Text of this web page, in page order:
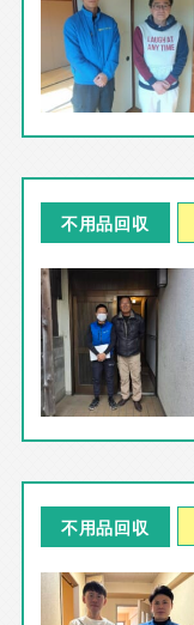
不用品回収
不用品回収